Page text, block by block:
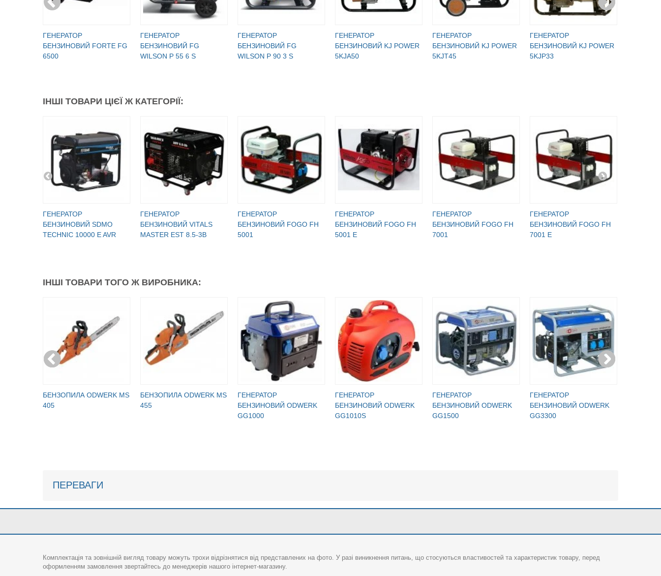
ГЕНЕРАТОР
БЕНЗИНОВИЙ FORTE FG
6500
ГЕНЕРАТОР
БЕНЗИНОВИЙ FG
WILSON P 55 6 S
ГЕНЕРАТОР
БЕНЗИНОВИЙ FG
WILSON P 90 3 S
ГЕНЕРАТОР
БЕНЗИНОВИЙ KJ POWER
5KJA50
ГЕНЕРАТОР
БЕНЗИНОВИЙ KJ POWER
5KJT45
ГЕНЕРАТОР
БЕНЗИНОВИЙ KJ POWER
5KJP33
ІНШІ ТОВАРИ ЦІЄЇ Ж КАТЕГОРІЇ:
ГЕНЕРАТОР
БЕНЗИНОВИЙ SDMO
TECHNIC 10000 E AVR
ГЕНЕРАТОР
БЕНЗИНОВИЙ VITALS
MASTER EST 8.5-3B
ГЕНЕРАТОР
БЕНЗИНОВИЙ FOGO FH
5001
ГЕНЕРАТОР
БЕНЗИНОВИЙ FOGO FH
5001 E
ГЕНЕРАТОР
БЕНЗИНОВИЙ FOGO FH
7001
ГЕНЕРАТОР
БЕНЗИНОВИЙ FOGO FH
7001 E
ІНШІ ТОВАРИ ТОГО Ж ВИРОБНИКА:
БЕНЗОПИЛА ODWERK MS
405
БЕНЗОПИЛА ODWERK MS
455
ГЕНЕРАТОР
БЕНЗИНОВИЙ ODWERK
GG1000
ГЕНЕРАТОР
БЕНЗИНОВИЙ ODWERK
GG1010S
ГЕНЕРАТОР
БЕНЗИНОВИЙ ODWERK
GG1500
ГЕНЕРАТОР
БЕНЗИНОВИЙ ODWERK
GG3300
ПЕРЕВАГИ
Комплектація та зовнішній вигляд товару можуть трохи відрізнятися від представлених на фото. У разі виникнення питань, що стосуються властивостей та характеристик товару, перед
оформленням замовлення звертайтесь до менеджерів нашого інтернет-магазину.